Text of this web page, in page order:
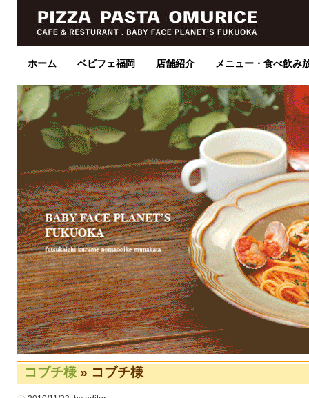
ホーム ベビフェ福岡 店舗紹介 メニュー・食べ飲み
コブチ様 » コブチ様